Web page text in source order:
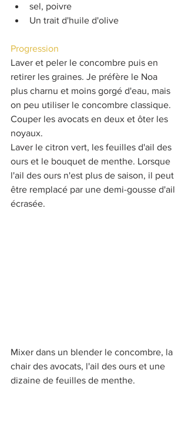
sel, poivre
Un trait d'huile d'olive
Progression
Laver et peler le concombre puis en
retirer les graines. Je préfère le Noa
plus charnu et moins gorgé d'eau, mais
on peu utiliser le concombre classique.
Couper les avocats en deux et ôter les
noyaux.
Laver le citron vert, les feuilles d'ail des
ours et le bouquet de menthe. Lorsque
l'ail des ours n'est plus de saison, il peut
être remplacé par une demi-gousse d'ail
écrasée.
Mixer dans un blender le concombre, la
chair des avocats, l'ail des ours et une
dizaine de feuilles de menthe.